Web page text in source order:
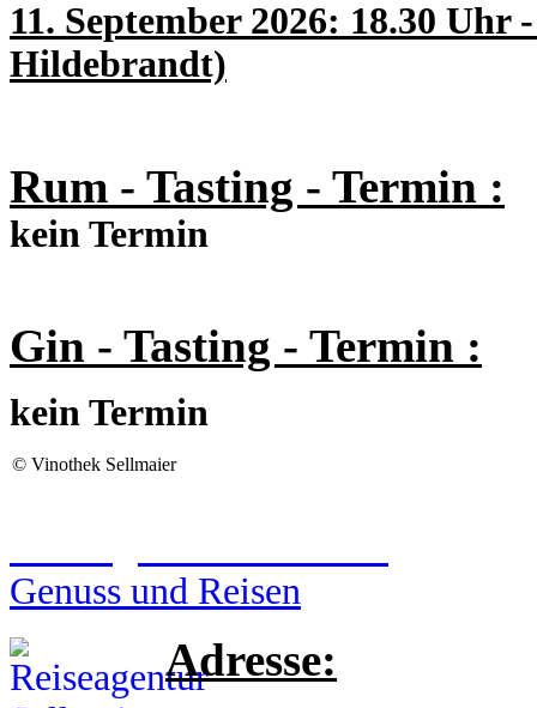
11. September 2026: 18.30
Hildebrandt)
Rum - Tasting - Termin :
kein Termin
Gin - Tasting - Termin :
kein Termin
© Vinothek Sellmaier
Genuss und Reisen
Adresse: